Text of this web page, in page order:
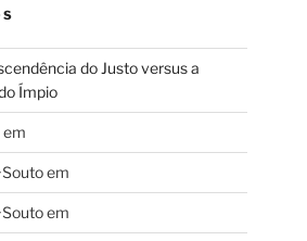
do Justo versus a
Ímpio
em
em
em